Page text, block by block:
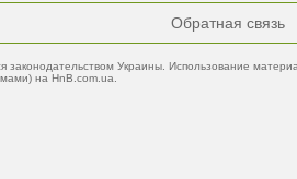
Обратная связь
законодательством Украины. Использование
на HnB.com.ua.